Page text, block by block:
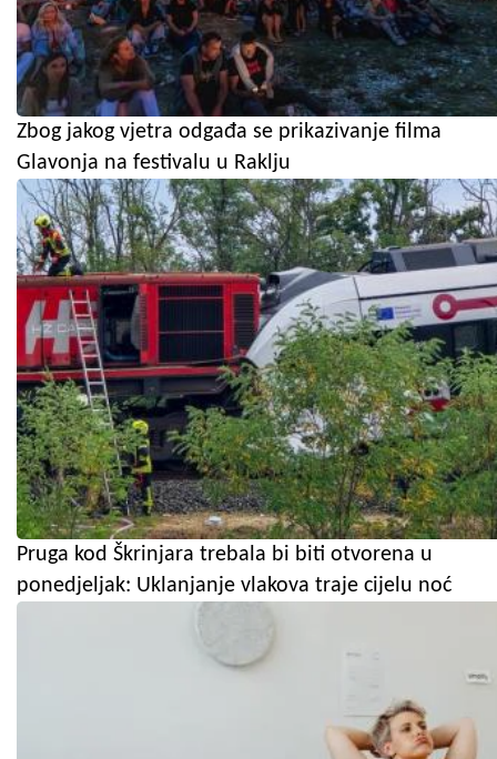
Zbog jakog vjetra odgađa se prikazivanje filma
Glavonja na festivalu u Raklju
Pruga kod Škrinjara trebala bi biti otvorena u
ponedjeljak: Uklanjanje vlakova traje cijelu noć